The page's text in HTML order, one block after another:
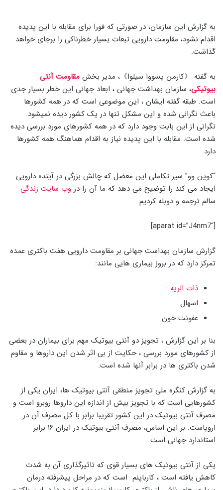
به گزارش این سازمان، در صورتی که فورا برای مقابله با این پدیده
اقدام نشود، مقاومت دارویی تبعات بسیار خطرناکی را برجای خواهد
گذاشت.
به گفته 《کارمن پسووا سیلوا》، مدیر بخش مقاومت آنتی
بیوتیکی، سازمان بهداشت جهانی ، ابعاد جهانی این خطر بسیار جدی
است. طبقه گفته ایشان ، این موضوعی است که در همه کشورها
باعث نگرانی شده و این مشکل تنها در یک کشور دیده نمیشود.
نگرانی از این بابت وجود دارد که در همه کشورهای مورد بررسی دیده
شده است. مقابله با این پدیده نیاز به اقدام هماهنگ همه کشورها
دارد.
“کوین وو” سیر تکاملی این معضل که چالش بزرگی در آینده دارویی
ایجاد می کند را توضیح می دهد که ما آن را در وب سایت زندگی
سالم ترجمه و دوبله کردیم
[aparat id=”J4nm7″]
گزارش سازمان بهداست جهانی بر مقاومت دارویی هفت باکتری عمده
تمرکز دارد که در بروز بیماری هایی مانند:
ذات الریه
اسهال
عفونت خون
بنا بر این گزارش ، تجویز دو آنتی بیوتیک مهم برای بیماران در بعضی
از کشورهای مورد بررسی ، حکایت از بی اثر شدن این داروها و مقاوم
شدن باکتری ها در برابر آنها شده است.
به گزارش کنگره ملی تجویز منطقی آنتی بیوتیک ها، ایران یکی از
کشورهایی است که با تجویز بیش از اندازه این داروها روبرو است و
مصرف آنتی بیوتیک در این کشور تقریبا برابر با کل مصرف آن در
اروپاست. بر این اساس، مصرف آنتی ببوتیک در ایران ۱۶ برابر
استاندارد جهانی است.
یکی از آنتی بیوتیک های بسیار قوی که تاثیرگذاری آن به شدت
کاهش یافته است ، کارباپنم است که در مراحل پیشرفته درمان